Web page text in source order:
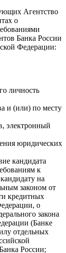
Агентство
о
Банка России
Федерации:
личность
и (или) по месту
электронный
юридических
кандидата
к
на
законом от
кредитных
о
закона
(Банке
отдельных
России;